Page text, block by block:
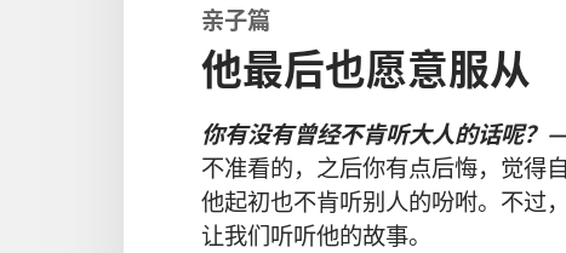
亲子篇
他最后也愿意服从
你有没有曾经不肯听大人的话呢？
不准看的， 之后你有点后悔， 觉得
他起初也不肯听别人的吩咐。 不过，
让我们听听他的故事。